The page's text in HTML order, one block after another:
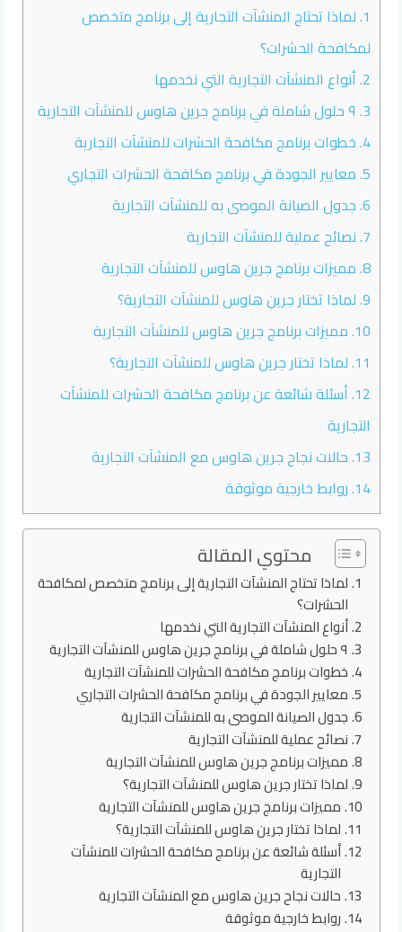
1. لماذا تحتاج المنشآت التجارية إلى برنامج متخصص
لمكافحة الحشرات؟
2. أنواع المنشآت التجارية التي نخدمها
3.
4. خطوات برنامج مكافحة الحشرات للمنشآت التجارية
5. معايير الجودة في برنامج مكافحة الحشرات التجاري
6. جدول الصيانة الموصى به للمنشآت التجارية
7. نصائح عملية للمنشآت التجارية
8. مميزات برنامج جرين هاوس للمنشآت التجارية
9. لماذا تختار جرين هاوس للمنشآت التجارية؟
10. مميزات برنامج جرين هاوس للمنشآت التجارية
11. لماذا تختار جرين هاوس للمنشآت التجارية؟
12. أسئلة شائعة عن برنامج مكافحة الحشرات للمنشآت
التجارية
13. حالات نجاح جرين هاوس مع المنشآت التجارية
14. روابط خارجية موثوقة
محتوي المقالة
لماذا تحتاج المنشآت التجارية إلى برنامج متخصص لمكافحة
الحشرات؟
أنواع المنشآت التجارية التي نخدمها
٩ حلول شاملة في برنامج جرين هاوس للمنشآت التجارية
خطوات برنامج مكافحة الحشرات للمنشآت التجارية
معايير الجودة في برنامج مكافحة الحشرات التجاري
جدول الصيانة الموصى به للمنشآت التجارية
نصائح عملية للمنشآت التجارية
مميزات برنامج جرين هاوس للمنشآت التجارية
لماذا تختار جرين هاوس للمنشآت التجارية؟
مميزات برنامج جرين هاوس للمنشآت التجارية
لماذا تختار جرين هاوس للمنشآت التجارية؟
أسئلة شائعة عن برنامج مكافحة الحشرات للمنشآت
التجارية
حالات نجاح جرين هاوس مع المنشآت التجارية
روابط خارجية موثوقة